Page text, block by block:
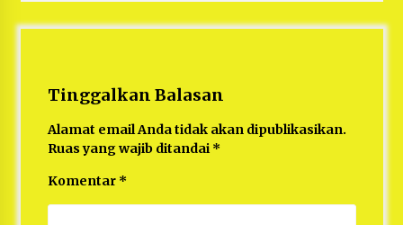
Tinggalkan Balasan
Alamat email Anda tidak akan dipublikasikan.
Ruas yang wajib ditandai *
Komentar *